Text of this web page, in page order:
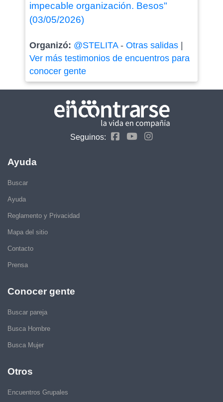
impecable organización. Besos"
(03/05/2026)
Organizó: @STELITA- Otras salidas|
Ver más testimonios de encuentros para
conocer gente
Seguinos:
Ayuda
Buscar
Ayuda
Reglamento y Privacidad
Mapa del sitio
Contacto
Prensa
Conocer gente
Buscar pareja
Busca Hombre
Busca Mujer
Otros
Encuentros Grupales